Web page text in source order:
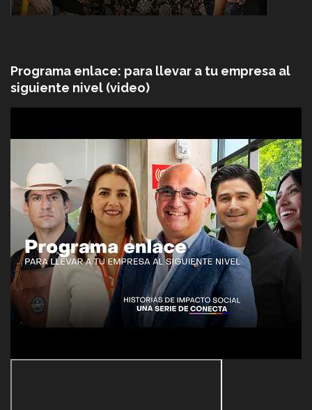
Programa enlace: para llevar a tu empresa al
siguiente nivel (video)